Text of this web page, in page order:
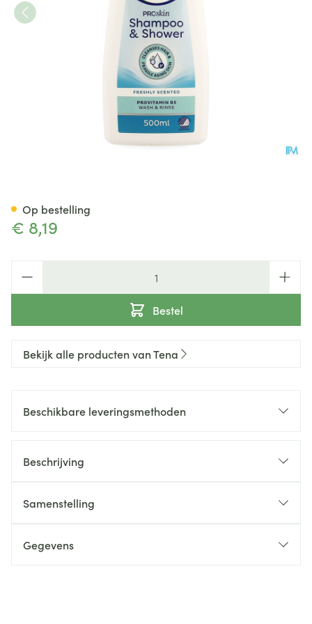
€ 8,19
Bestel
Op bestelling
Bekijk alle producten van Tena
Beschikbare leveringsmethoden
Beschrijving
Samenstelling
Gegevens